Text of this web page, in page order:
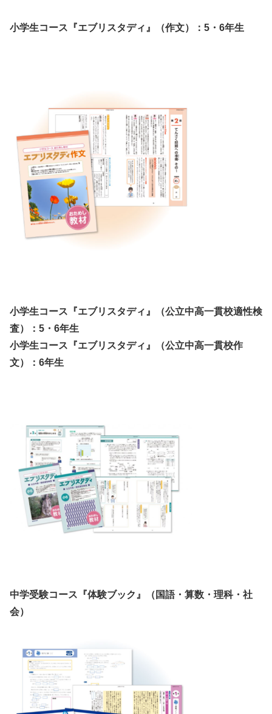
小学生コース『エブリスタディ』（作文）：5・6年生
小学生コース『エブリスタディ』（公立中高一貫校適性検
査）：5・6年生
小学生コース『エブリスタディ』（公立中高一貫校作
文）：6年生
中学受験コース『体験ブック』（国語・算数・理科・社
会）